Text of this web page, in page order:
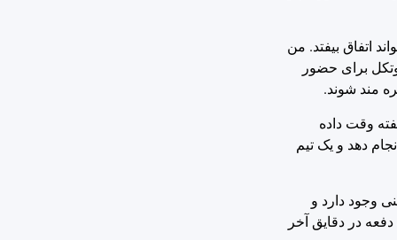
اتفاق بیفتد. من
برای حضور
مند شوند.
وقت داده
دهد و یک تیم
وجود دارد و
در دقایق آخر